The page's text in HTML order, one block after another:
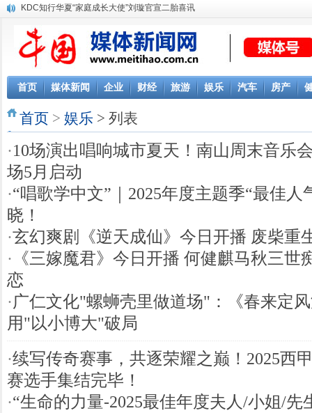
KDC知行华夏“家庭成长大使”刘璇官宣二胎喜讯
首页 媒体新闻 企业 财经 旅游 娱乐 汽车 房产
首页 > 娱乐 > 列表
·10场演出唱响城市夏天！南山周末音乐
场5月启动
·“唱歌学中文”｜2025年度主题季“最佳人
晓！
·玄幻爽剧《逆天成仙》今日开播 废柴重
· 《三嫁魔君》今日开播 何健麒马秋三世
恋
·广仁文化"螺蛳壳里做道场"：《春来定
用"以小博大"破局
·续写传奇赛事，共逐荣耀之巅！2025西
赛选手集结完毕！
·“生命的力量-2025最佳年度夫人/小姐/先